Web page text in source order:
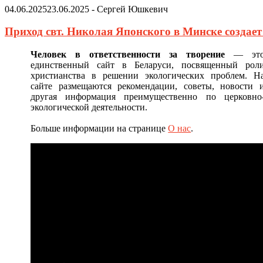
04.06.202523.06.2025 - Сергей Юшкевич
Приход свт. Николая Японского в Минске
Человек в ответственности за творение—
единственный сайт в Беларуси, посвященный
христианства в решении экологических проблем.
сайте размещаются рекомендации, советы, новости
другая информация преимущественно по
экологической деятельности.
Больше информации на страницеО нас.